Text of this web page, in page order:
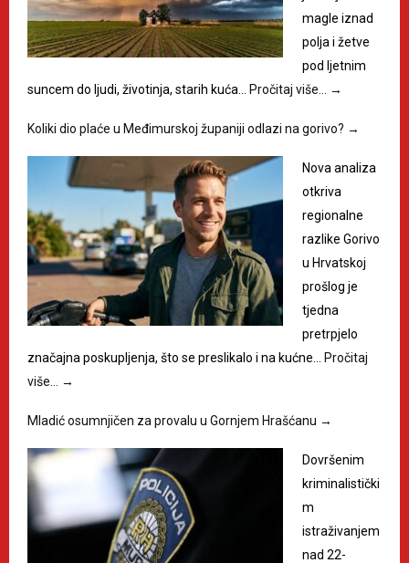
magle iznad
polja i žetve
pod ljetnim
suncem do ljudi, životinja, starih kuća… Pročitaj više… →
Koliki dio plaće u Međimurskoj županiji odlazi na gorivo? →
Nova analiza
otkriva
regionalne
razlike Gorivo
u Hrvatskoj
prošlog je
tjedna
pretrpjelo
značajna poskupljenja, što se preslikalo i na kućne… Pročitaj
više…
→
Mladić osumnjičen za provalu u Gornjem Hrašćanu →
Dovršenim
kriminalistički
m
istraživanjem
nad 22-